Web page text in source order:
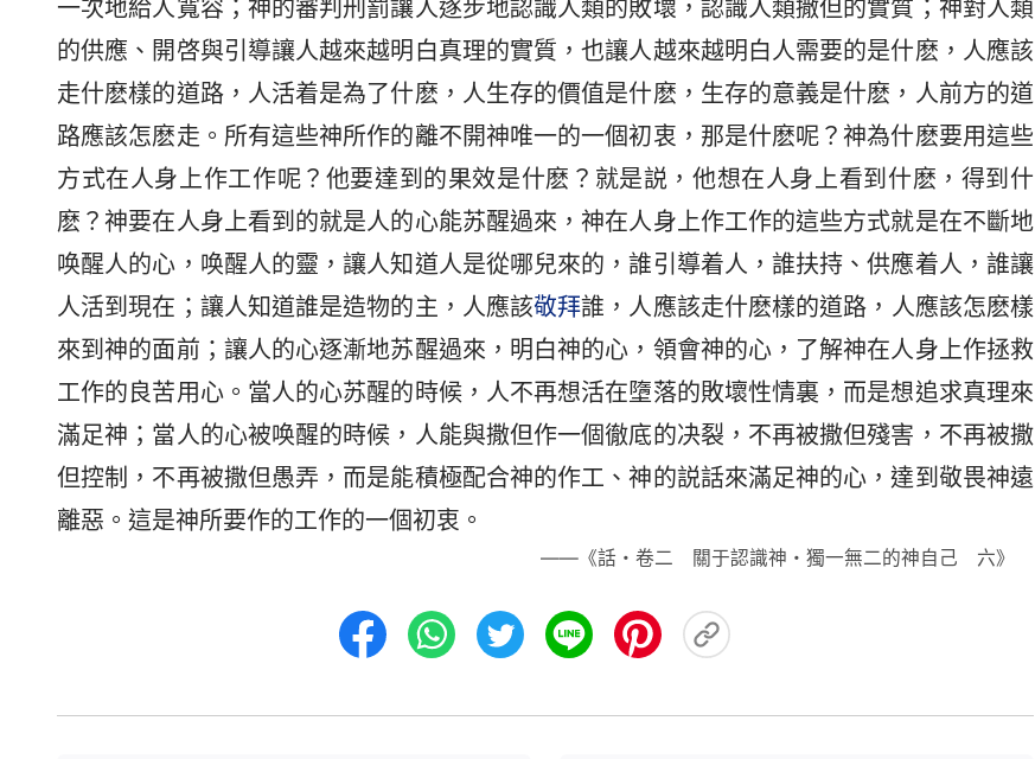
一次地給人寬容；神的審判刑罰讓人逐步地認識人類的敗壞，認識人類撒但的實質；神對人類
的供應、開啓與引導讓人越來越明白真理的實質，也讓人越來越明白人需要的是什麽，人應該
走什麽樣的道路，人活着是為了什麽，人生存的價值是什麽，生存的意義是什麽，人前方的道
路應該怎麽走。所有這些神所作的離不開神唯一的一個初衷，那是什麽呢？神為什麽要用這些
方式在人身上作工作呢？他要達到的果效是什麽？就是説，他想在人身上看到什麽，得到什
麽？神要在人身上看到的就是人的心能苏醒過來，神在人身上作工作的這些方式就是在不斷地
唤醒人的心，唤醒人的靈，讓人知道人是從哪兒來的，誰引導着人，誰扶持、供應着人，誰讓
人活到現在；讓人知道誰是造物的主，人應該敬拜誰，人應該走什麽樣的道路，人應該怎麽樣
來到神的面前；讓人的心逐漸地苏醒過來，明白神的心，領會神的心，了解神在人身上作拯救
工作的良苦用心。當人的心苏醒的時候，人不再想活在墮落的敗壞性情裏，而是想追求真理來
滿足神；當人的心被唤醒的時候，人能與撒但作一個徹底的决裂，不再被撒但殘害，不再被撒
但控制，不再被撒但愚弄，而是能積極配合神的作工、神的説話來滿足神的心，達到敬畏神遠
離惡。這是神所要作的工作的一個初衷。
——《話・卷二 關于認識神・獨一無二的神自己 六》